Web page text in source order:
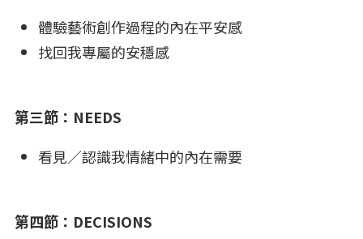
體驗藝術創作過程的內在平安感
找回我專屬的安穩感
第三節：NEEDS
看見／認識我情緒中的內在需要
第四節：DECISIONS